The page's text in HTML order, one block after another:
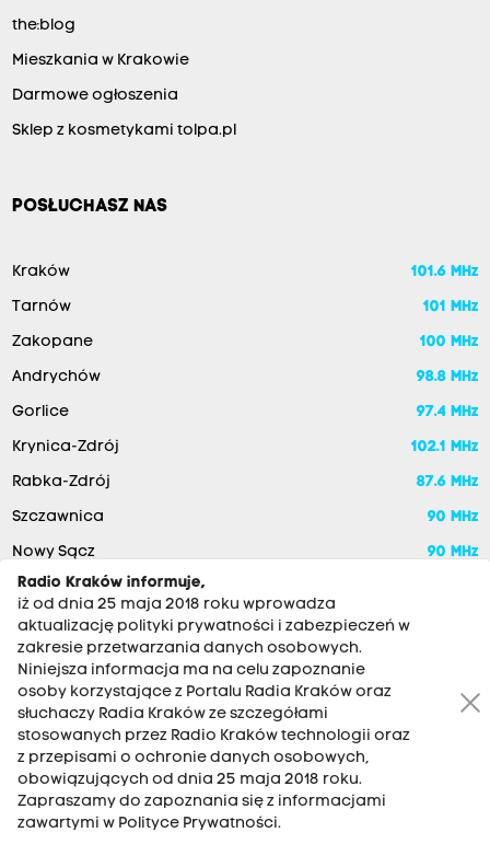
the:blog
Mieszkania w Krakowie
Darmowe ogłoszenia
Sklep z kosmetykami tolpa.pl
POSŁUCHASZ NAS
Kraków 101.6 MHz
Tarnów 101 MHz
Zakopane 100 MHz
Andrychów 98.8 MHz
Gorlice 97.4 MHz
Krynica-Zdrój 102.1 MHz
Rabka-Zdrój 87.6 MHz
Szczawnica 90 MHz
Nowy Sącz 90 MHz
RADIO KRAKÓW SA. Aleja Juliusza Słowackiego 22, 30-007
Kraków
Antena: 12 200 33 33
Radio Kraków informuje,
iż od dnia 25 maja 2018 roku wprowadza
aktualizację polityki prywatności i zabezpieczeń w
zakresie przetwarzania danych osobowych.
Niniejsza informacja ma na celu zapoznanie
osoby korzystające z Portalu Radia Kraków oraz
słuchaczy Radia Kraków ze szczegółami
stosowanych przez Radio Kraków technologii oraz
z przepisami o ochronie danych osobowych,
obowiązujących od dnia 25 maja 2018 roku.
Zapraszamy do zapoznania się z informacjami
zawartymi w Polityce Prywatności.